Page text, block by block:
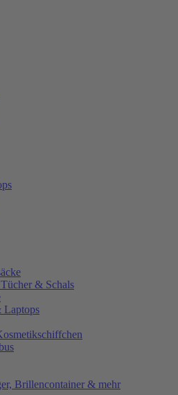
& Schals
Laptops
Brillencontainer & mehr